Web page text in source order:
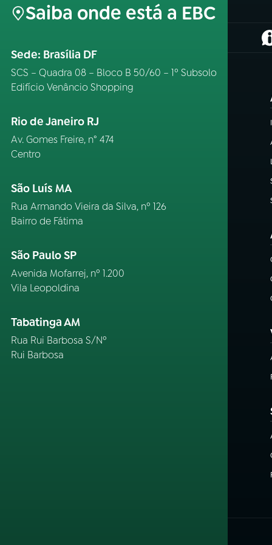
Saiba onde está a EBC
Sede: Brasília DF
SCS – Quadra 08 – Bloco B 50/60 – 1º Subsolo
Edifício Venâncio Shopping
Rio de Janeiro RJ
Av. Gomes Freire, n° 474
Centro
São Luís MA
Rua Armando Vieira da Silva, nº 126
Bairro de Fátima
São Paulo SP
Avenida Mofarrej, nº 1.200
Vila Leopoldina
Tabatinga AM
Rua Rui Barbosa S/Nº
Rui Barbosa